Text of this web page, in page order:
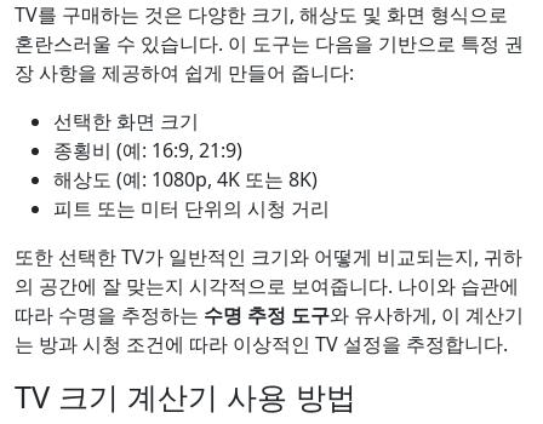
TV를 구매하는 것은 다양한 크기, 해상도 및 화면 형식으로
혼란스러울 수 있습니다. 이 도구는 다음을 기반으로 특정 권
장 사항을 제공하여 쉽게 만들어 줍니다:
선택한 화면 크기
종횡비 (예: 16:9, 21:9)
해상도 (예: 1080p, 4K 또는 8K)
피트 또는 미터 단위의 시청 거리
또한 선택한 TV가 일반적인 크기와 어떻게 비교되는지, 귀하
의 공간에 잘 맞는지 시각적으로 보여줍니다. 나이와 습관에
따라 수명을 추정하는 수명 추정 도구와 유사하게, 이 계산기
는 방과 시청 조건에 따라 이상적인 TV 설정을 추정합니다.
TV 크기 계산기 사용 방법